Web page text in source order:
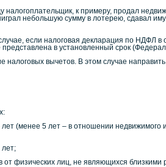
к примеру, продал
небольшую сумму в лотерею, сдавал
если налоговая декларация по НДФЛ
в установленный срок
вычетов. В этом случае
(менее 5 лет – в отношении недвижимого
лет;
физических лиц, не являющихся близкими